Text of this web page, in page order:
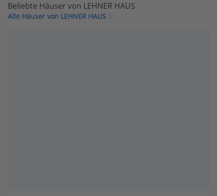
Beliebte Häuser von LEHNER HAUS
Alle Häuser von LEHNER HAUS